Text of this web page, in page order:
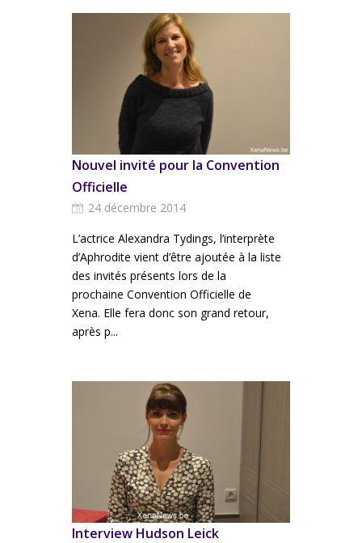
Nouvel invité pour la Convention
Officielle
24 décembre 2014
L’actrice Alexandra Tydings, l’interprète
d’Aphrodite vient d’être ajoutée à la liste
des invités présents lors de la
prochaine Convention Officielle de
Xena. Elle fera donc son grand retour,
après p...
Interview Hudson Leick